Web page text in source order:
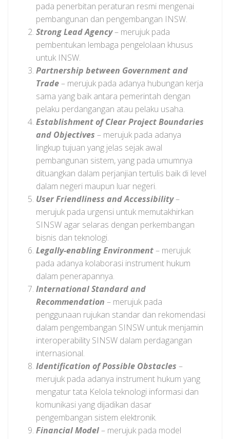
pada penerbitan peraturan resmi mengenai
pembangunan dan pengembangan INSW.
Strong Lead Agency– merujuk pada
pembentukan lembaga pengelolaan khusus
untuk INSW.
Partnership between Government and
Trade– merujuk pada adanya hubungan kerja
sama yang baik antara pemerintah dengan
pelaku perdangangan atau pelaku usaha.
Establishment of Clear Project Boundaries
and Objectives – merujuk pada adanya
lingkup tujuan yang jelas sejak awal
pembangunan sistem, yang pada umumnya
dituangkan dalam perjanjian tertulis baik di level
dalam negeri maupun luar negeri.
User Friendliness and Accessibility–
merujuk pada urgensi untuk memutakhirkan
SINSW agar selaras dengan perkembangan
bisnis dan teknologi.
Legally-enabling Environment– merujuk
pada adanya kolaborasi instrument hukum
dalam penerapannya.
International Standard and
Recommendation – merujuk pada
penggunaan rujukan standar dan rekomendasi
dalam pengembangan SINSW untuk menjamin
interoperability SINSW dalam perdagangan
internasional.
Identification of Possible Obstacles –
merujuk pada adanya instrument hukum yang
mengatur tata Kelola teknologi informasi dan
komunikasi yang dijadikan dasar
pengembangan sistem elektronik.
Financial Model– merujuk pada model